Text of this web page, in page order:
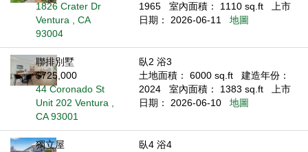
1826 Crater Dr
Ventura , CA
93004
1965
室內面積： 1110 sq.ft
上市
日期： 2026-06-11
地圖
聯排別墅
$725,000
44 Coronado St
Unit 202 Ventura ,
CA 93001
臥2 浴3
土地面積： 6000 sq.ft
建造年份：
2024
室內面積： 1383 sq.ft
上市
日期： 2026-06-10
地圖
獨立屋
臥4 浴4